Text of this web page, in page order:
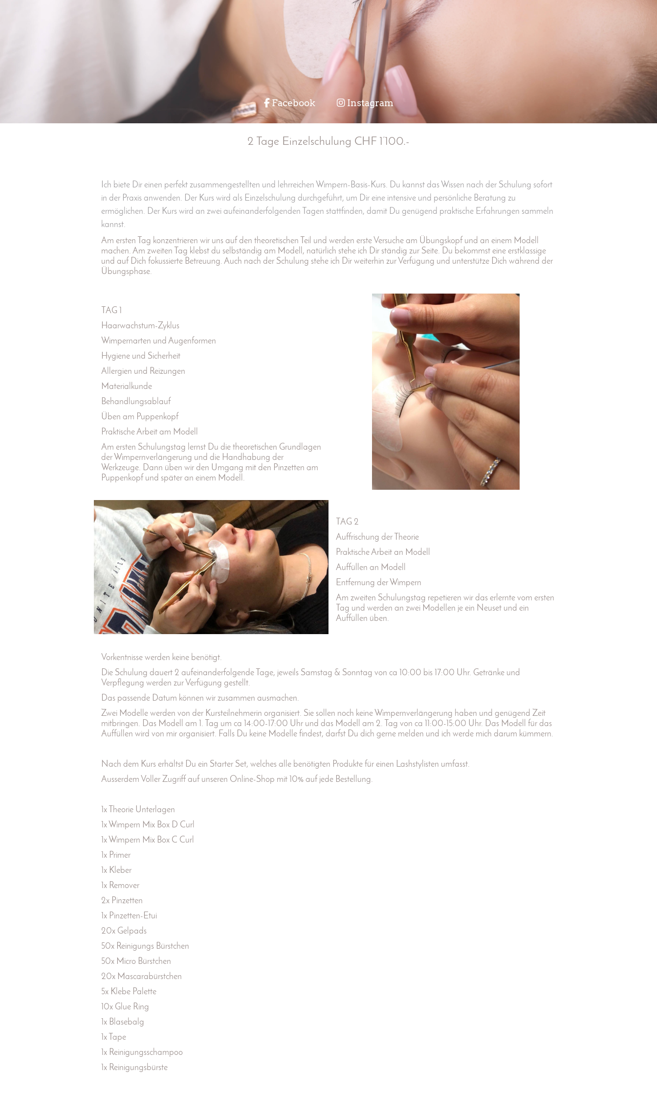
Facebook Instagram
2 Tage Einzelschulung CHF 1’100.-
Ich biete Dir einen perfekt zusammengestellten und lehrreichen Wimpern-Basis-Kurs. Du kannst das Wissen nach der Schulung sofort
in der Praxis anwenden. Der Kurs wird als Einzelschulung durchgeführt, um Dir eine intensive und persönliche Beratung zu
ermöglichen. Der Kurs wird an zwei aufeinanderfolgenden Tagen stattfinden, damit Du genügend praktische Erfahrungen sammeln
kannst.
Am ersten Tag konzentrieren wir uns auf den theoretischen Teil und werden erste Versuche am Übungskopf und an einem Modell
machen. Am zweiten Tag klebst du selbständig am Modell, natürlich stehe ich Dir ständig zur Seite. Du bekommst eine erstklassige
und auf Dich fokussierte Betreuung. Auch nach der Schulung stehe ich Dir weiterhin zur Verfügung und unterstütze Dich während der
Übungsphase.
TAG 1
Haarwachstum-Zyklus
Wimpernarten und Augenformen
Hygiene und Sicherheit
Allergien und Reizungen
Materialkunde
Behandlungsablauf
Üben am Puppenkopf
Praktische Arbeit am Modell
Am ersten Schulungstag lernst Du die theoretischen Grundlagen
der Wimpernverlängerung und die Handhabung der
Werkzeuge. Dann üben wir den Umgang mit den Pinzetten am
Puppenkopf und später an einem Modell.
TAG 2
Auffrischung der Theorie
Praktische Arbeit an Modell
Auffüllen an Modell
Entfernung der Wimpern
Am zweiten Schulungstag repetieren wir das erlernte vom ersten
Tag und werden an zwei Modellen je ein Neuset und ein
Auffüllen üben.
Vorkentnisse werden keine benötigt.
Die Schulung dauert 2 aufeinanderfolgende Tage, jeweils Samstag & Sonntag von ca 10:00 bis 17:00 Uhr. Getränke und
Verpflegung werden zur Verfügung gestellt.
Das passende Datum können wir zusammen ausmachen.
Zwei Modelle werden von der Kursteilnehmerin organisiert. Sie sollen noch keine Wimpernverlängerung haben und genügend Zeit
mitbringen. Das Modell am 1. Tag um ca 14:00-17:00 Uhr und das Modell am 2. Tag von ca 11:00-15:00 Uhr. Das Modell für das
Auffüllen wird von mir organisiert. Falls Du keine Modelle findest, darfst Du dich gerne melden und ich werde mich darum kümmern.
Nach dem Kurs erhältst Du ein Starter Set, welches alle benötigten Produkte für einen Lashstylisten umfasst.
Ausserdem Voller Zugriff auf unseren Online-Shop mit 10% auf jede Bestellung.
1x Theorie Unterlagen
1x Wimpern Mix Box D Curl
1x Wimpern Mix Box C Curl
1x Primer
1x Kleber
1x Remover
2x Pinzetten
1x Pinzetten-Etui
20x Gelpads
50x Reinigungs Bürstchen
50x Micro Bürstchen
20x Mascarabürstchen
5x Klebe Palette
10x Glue Ring
1x Blasebalg
1x Tape
1x Reinigungsschampoo
1x Reinigungsbürste